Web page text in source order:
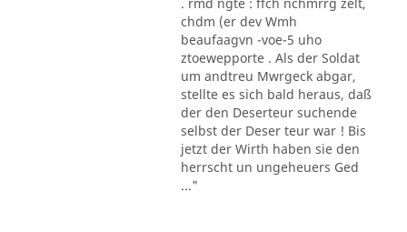
chdm (er dev Wmh
beaufaagvn -voe-5 uho
ztoewepporte . Als der Soldat
um andtreu Mwrgeck abgar,
stellte es sich bald heraus, daß
der den Deserteur suchende
selbst der Deser teur war ! Bis
jetzt der Wirth haben sie den
herrscht un ungeheuers Ged
..."